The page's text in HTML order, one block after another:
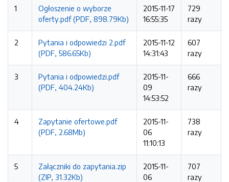
1
Ogłoszenie o wyborze
oferty.pdf (PDF, 898.79Kb)
2015-11-17
16:55:35
729
razy
2
Pytania i odpowiedzi 2.pdf
(PDF, 586.65Kb)
2015-11-12
14:31:43
607
razy
3
Pytania i odpowiedzi.pdf
(PDF, 404.24Kb)
2015-11-
09
14:53:52
666
razy
4
Zapytanie ofertowe.pdf
(PDF, 2.68Mb)
2015-11-
06
11:10:13
738
razy
5
Załączniki do zapytania.zip
(ZIP, 31.32Kb)
2015-11-
06
707
razy